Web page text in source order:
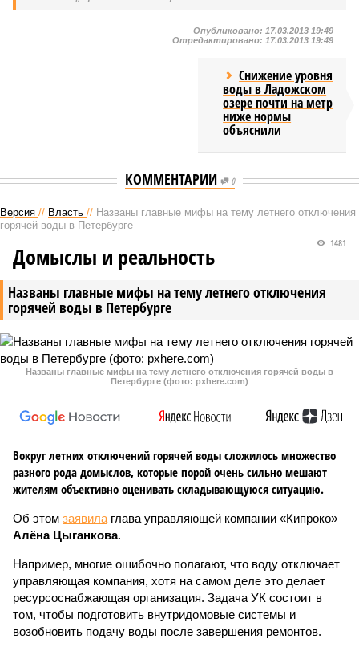
Опубликовано: 17.03.2013 19:49
Отредактировано: 17.03.2013 19:49
Снижение уровня
воды в Ладожском
озере почти на метр
ниже нормы
объяснили
КОММЕНТАРИИ 0
Версия // Власть // Названы главные мифы на тему летнего отключения
горячей воды в Петербурге
Названы главные мифы на тему летнего отключения
горячей воды в Петербурге
1481
Домыслы и реальность
Названы главные мифы на тему летнего отключения горячей воды в
Петербурге (фото: pxhere.com)
Вокруг летних отключений горячей воды сложилось множество
разного рода домыслов, которые порой очень сильно мешают
жителям объективно оценивать складывающуюся ситуацию.
Об этом заявила глава управляющей компании «Кипроко»
Алёна Цыганкова.
Например, многие ошибочно полагают, что воду отключает
управляющая компания, хотя на самом деле это делает
ресурсоснабжающая организация. Задача УК состоит в
том, чтобы подготовить внутридомовые системы и
возобновить подачу воды после завершения ремонтов.